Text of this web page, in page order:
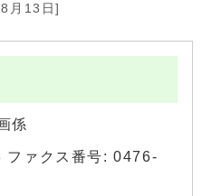
月13日]
係
ァクス番号: 0476-